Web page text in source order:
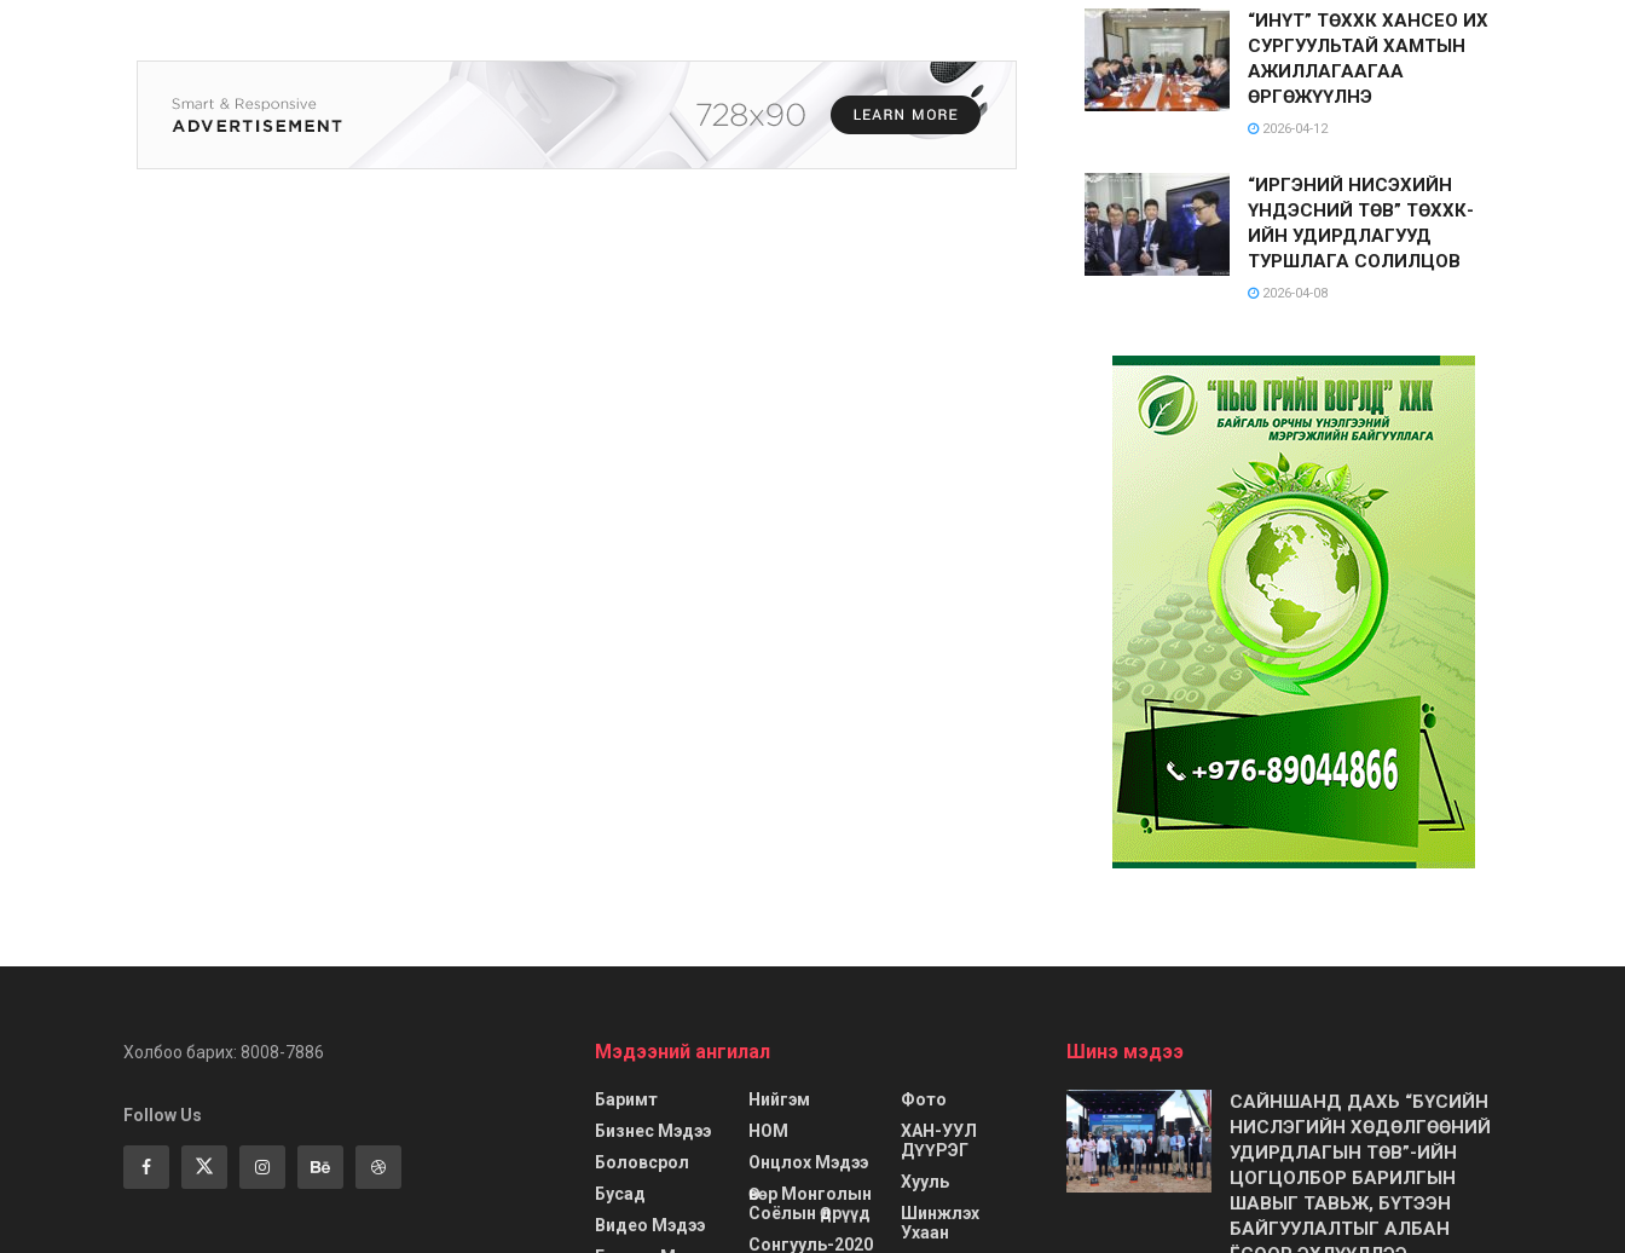
“ИНҮТ” ТӨХХК ХАНСЕО ИХ
СУРГУУЛЬТАЙ ХАМТЫН
АЖИЛЛАГААГАА
ӨРГӨЖҮҮЛНЭ
2026-04-12
“ИРГЭНИЙ НИСЭХИЙН
ҮНДЭСНИЙ ТӨВ” ТӨХХК-
ИЙН УДИРДЛАГУУД
ТУРШЛАГА СОЛИЛЦОВ
2026-04-08
Холбоо барих: 8008-7886
Follow Us
Мэдээний ангилал
Баримт
Бизнес Мэдээ
Боловсрол
Бусад
Видео Мэдээ
Нийгэм
НОМ
Онцлох Мэдээ
Өвөр Монголын
Соёлын Өдрүүд
Сонгууль-2020
Фото
ХАН-УУЛ
ДҮҮРЭГ
Хууль
Шинжлэх
Ухаан
Шинэ мэдээ
САЙНШАНД ДАХЬ “БҮСИЙН
НИСЛЭГИЙН ХӨДӨЛГӨӨНИЙ
УДИРДЛАГЫН ТӨВ”-ИЙН
ЦОГЦОЛБОР БАРИЛГЫН
ШАВЫГ ТАВЬЖ, БҮТЭЭН
БАЙГУУЛАЛТЫГ АЛБАН